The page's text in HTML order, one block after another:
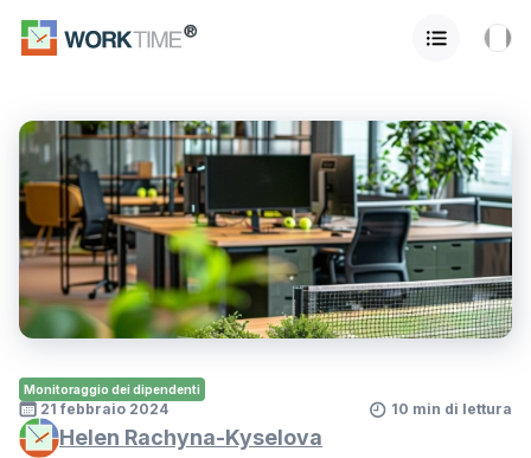
Monitoraggio dei dipendenti
21 febbraio 2024 10 min di lettura
Helen Rachyna-Kyselova